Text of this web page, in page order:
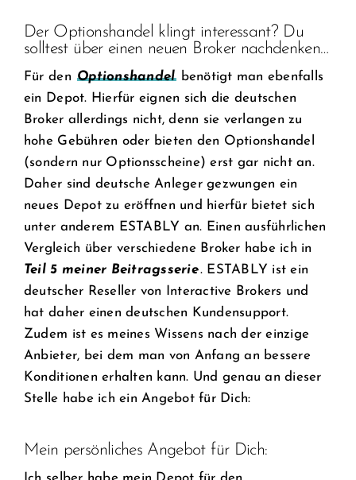
Der Optionshandel klingt interessant? Du
solltest über einen neuen Broker nachdenken…
Für den Optionshandel
benötigt man ebenfalls
ein Depot. Hierfür eignen sich die deutschen
Broker allerdings nicht, denn sie verlangen zu
hohe Gebühren oder bieten den Optionshandel
(sondern nur Optionsscheine) erst gar nicht an.
Daher sind deutsche Anleger gezwungen ein
neues Depot zu eröffnen und hierfür bietet sich
unter anderem ESTABLY an. Einen ausführlichen
Vergleich über verschiedene Broker habe ich in
Teil 5 meiner Beitragsserie. ESTABLY ist ein
deutscher Reseller von Interactive Brokers und
hat daher einen deutschen Kundensupport.
Zudem ist es meines Wissens nach der einzige
Anbieter, bei dem man von Anfang an bessere
Konditionen erhalten kann. Und genau an dieser
Stelle habe ich ein Angebot für Dich:
Mein persönliches Angebot für Dich: